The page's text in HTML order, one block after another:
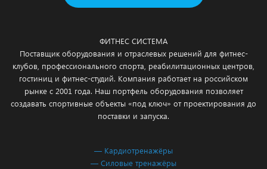
ФИТНЕС СИСТЕМА
Поставщик оборудования и отраслевых решений для фитнес-
клубов, профессионального спорта, реабилитационных центров,
гостиниц и фитнес-студий. Компания работает на российском
рынке с 2001 года. Наш портфель оборудования позволяет
создавать спортивные объекты «под ключ» от проектирования до
поставки и запуска.
— Кардиотренажёры
— Силовые тренажёры